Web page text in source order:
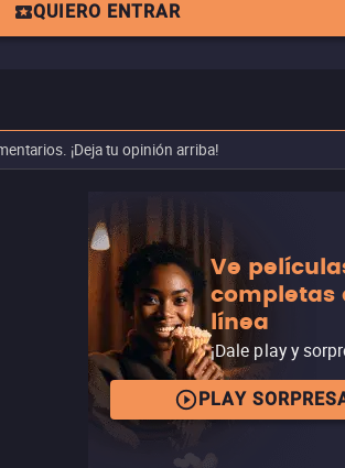
QUIERO ENTRAR
¡Deja tu opinión arriba!
Ve
completas
línea
¡Dale play y
PLAY